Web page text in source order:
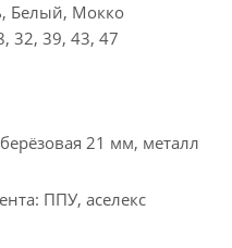
Белый, Мокко
32, 39, 43, 47
21 мм, металл
ППУ, аселекс